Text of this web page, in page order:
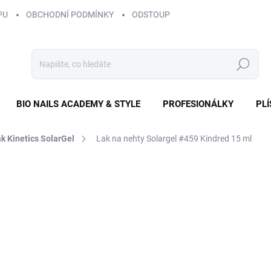
OBCHODNÍ PODMÍNKY ODSTOUPENÍ OD SMLOUVY
Hledat
BIO NAILS ACADEMY & STYLE PROFESIONÁLKY
Kinetics SolarGel Lak na nehty Solargel #459 Kindred 15 ml